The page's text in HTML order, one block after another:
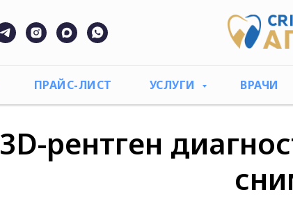
ПРАЙС-ЛИСТ УСЛУГИ ВРАЧИ
3D-рентген